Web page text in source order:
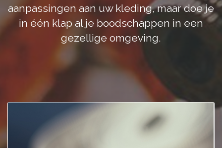
aanpassingen aan uw kleding, maar doe je
in één klap al je boodschappen in een
gezellige omgeving.